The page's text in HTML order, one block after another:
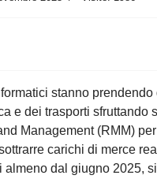
stanno
e dei trasporti sfruttando
Management (RMM)
carichi di merce
almeno dal giugno 2025,